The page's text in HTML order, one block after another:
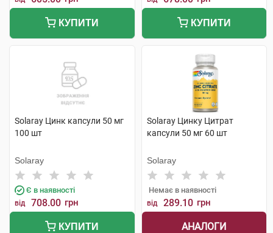
КУПИТИ КУПИТИ
Solaray Цинк капсули 50 мг
100 шт
Solaray
Є в наявності
від 708.00 грн
КУПИТИ
Solaray Цинку Цитрат
капсули 50 мг 60 шт
Solaray
Немає в наявності
від 289.10 грн
АНАЛОГИ